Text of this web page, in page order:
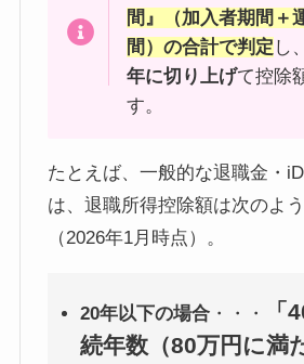
間』
（加入者期間＋
間）の合計で判定 し、
年に切り上げて控除
す。
たとえば、一般的な退職金・
は、退職所得控除額は次のよ
（2026年1月時点）。
20年以下の場合 ・・・
「
続年数（80万円に満